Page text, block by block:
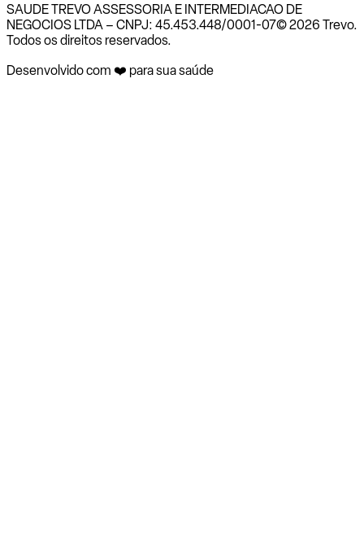
SAUDE TREVO ASSESSORIA E INTERMEDIACAO DE
NEGOCIOS LTDA – CNPJ: 45.453.448/0001-07© 2026 Trevo.
Todos os direitos reservados.
Desenvolvido com ❤️ para sua saúde